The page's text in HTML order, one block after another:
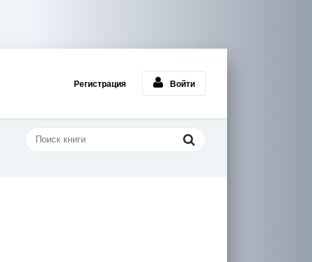
Регистрация Войти